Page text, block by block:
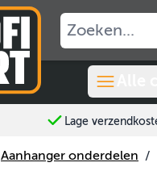
Lage
Aanhanger onderdelen /